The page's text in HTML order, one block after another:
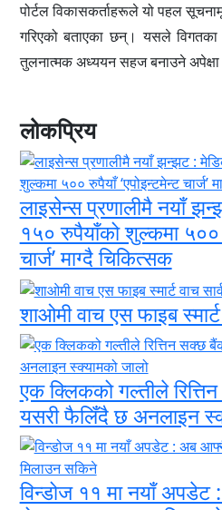
पोर्टल विकासकर्ताहरूले यो पहल
गरिएको बताएका छन्। यसले
तुलनात्मक अध्ययन सहज बनाउने अपेक्षा
लोकप्रिय
लाइसेन्स प्रणालीमै नयाँ
१५० रुपैयाँको शुल्कमा ५००
चार्ज’ माग्दै चिकित्सक
शाओमी वाच एस फाइब
एक क्लिकको गल्तीले
यसरी फैलिँदै छ अनलाइन
विन्डोज ११ मा नयाँ